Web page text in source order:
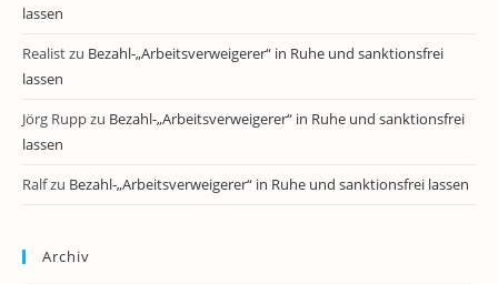
lassen
Realistzu Bezahl-„Arbeitsverweigerer“ in Ruhe und sanktionsfrei
lassen
Jörg Ruppzu Bezahl-„Arbeitsverweigerer“ in Ruhe und sanktionsfrei
lassen
Ralfzu Bezahl-„Arbeitsverweigerer“ in Ruhe und sanktionsfrei lassen
Archiv